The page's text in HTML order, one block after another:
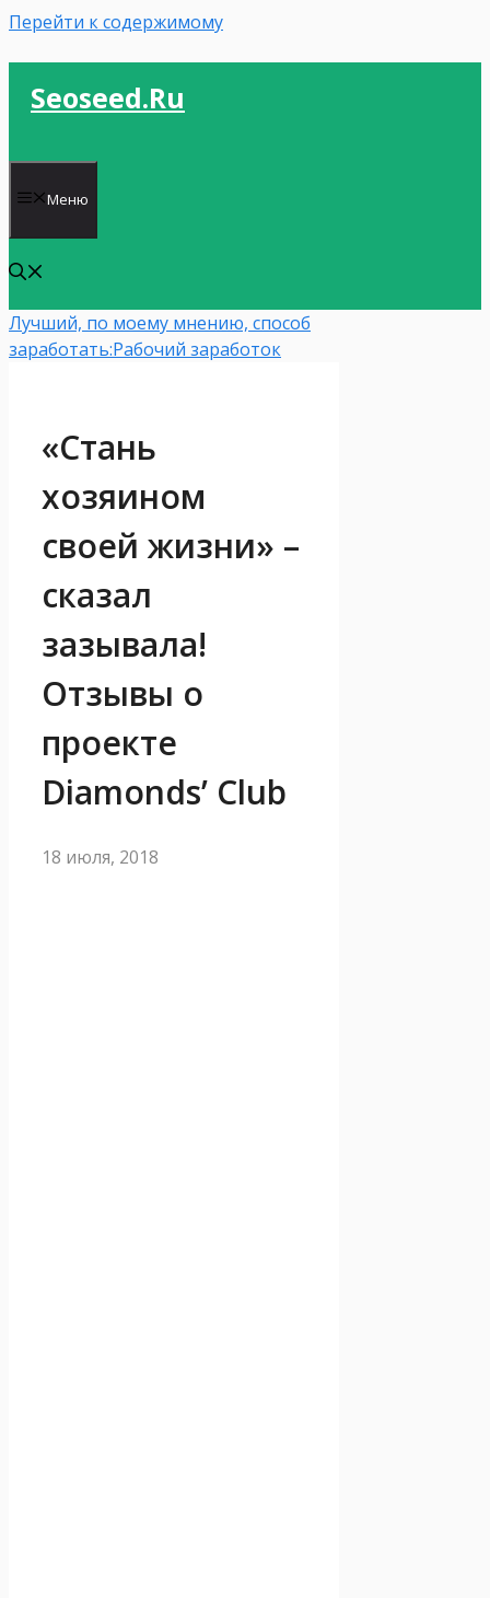
Перейти к содержимому
Seoseed.ru
Меню
Лучший, по моему мнению, способ
заработать:Рабочий заработок
«Стань
хозяином
своей жизни» –
сказал
зазывала!
Отзывы о
проекте
Diamonds’ Club
18 июля, 2018